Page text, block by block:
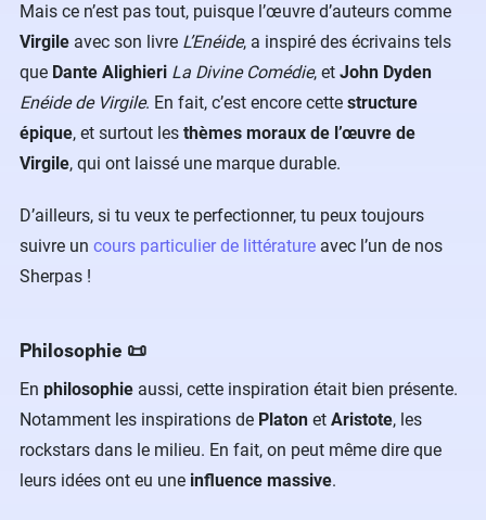
Mais ce n’est pas tout, puisque l’œuvre d’auteurs comme
Virgile avec son livre L’Enéide, a inspiré des écrivains tels
que Dante Alighieri La Divine Comédie, et John Dyden
Enéide de Virgile. En fait, c’est encore cette structure
épique, et surtout les thèmes moraux de l’œuvre de
Virgile, qui ont laissé une marque durable.
D’ailleurs, si tu veux te perfectionner, tu peux toujours
suivre un cours particulier de littérature avec l’un de nos
Sherpas !
Philosophie 📜
En philosophie aussi, cette inspiration était bien présente.
Notamment les inspirations de Platon et Aristote, les
rockstars dans le milieu. En fait, on peut même dire que
leurs idées ont eu une influence massive.